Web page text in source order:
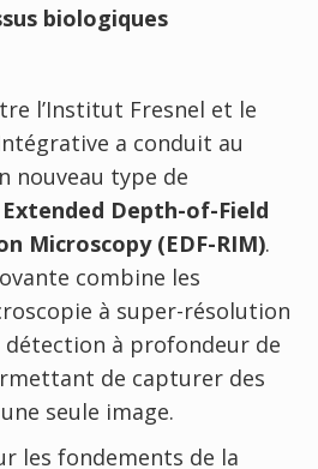
biologiques
l’Institut Fresnel et le
a conduit au
nouveau type de
Extended Depth-of-Field
Microscopy (EDF-RIM).
combine les
à super-résolution
détection à profondeur de
de capturer des
seule image.
les fondements de la